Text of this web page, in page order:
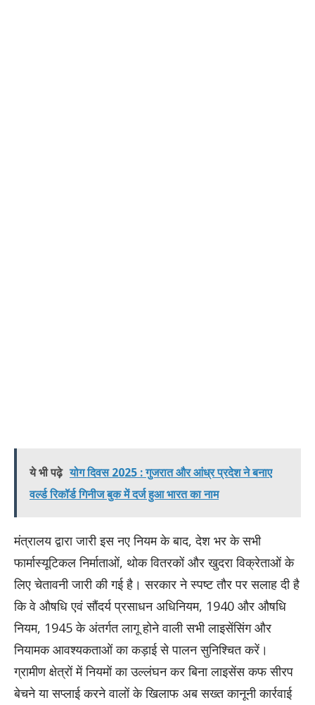
ये भी पढ़े योग दिवस 2025 : गुजरात और आंध्र प्रदेश ने बनाए
वर्ल्ड रिकॉर्ड गिनीज बुक में दर्ज हुआ भारत का नाम
मंत्रालय द्वारा जारी इस नए नियम के बाद, देश भर के सभी
फार्मास्यूटिकल निर्माताओं, थोक वितरकों और खुदरा विक्रेताओं के
लिए चेतावनी जारी की गई है। सरकार ने स्पष्ट तौर पर सलाह दी है
कि वे औषधि एवं सौंदर्य प्रसाधन अधिनियम, 1940 और औषधि
नियम, 1945 के अंतर्गत लागू होने वाली सभी लाइसेंसिंग और
नियामक आवश्यकताओं का कड़ाई से पालन सुनिश्चित करें।
ग्रामीण क्षेत्रों में नियमों का उल्लंघन कर बिना लाइसेंस कफ सीरप
बेचने या सप्लाई करने वालों के खिलाफ अब सख्त कानूनी कार्रवाई